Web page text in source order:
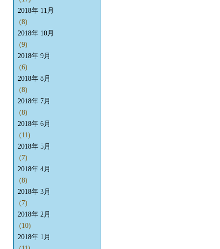
2018年 11月
(8)
2018年 10月
(9)
2018年 9月
(6)
2018年 8月
(8)
2018年 7月
(8)
2018年 6月
(11)
2018年 5月
(7)
2018年 4月
(8)
2018年 3月
(7)
2018年 2月
(10)
2018年 1月